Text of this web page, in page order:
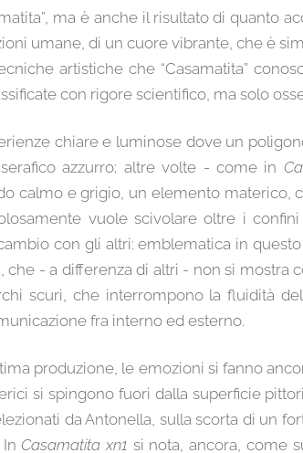
ma è anche il risultato di quanto
umane, di un cuore vibrante, che è
artistiche che “Casamatita”
con rigore scientifico, ma solo
chiare e luminose dove un
azzurro; altre volte - come in
calmo e grigio, un elemento materico,
vuole scivolare oltre i
con gli altri: emblematica in
che - a differenza di altri - non si mostra
scuri, che interrompono la fluidità
fra interno ed esterno.
produzione, le emozioni si fanno
si spingono fuori dalla superficie
da Antonella, sulla scorta di un
Casamatita xn1 si nota, ancora, come